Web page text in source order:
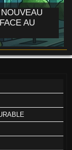
AU